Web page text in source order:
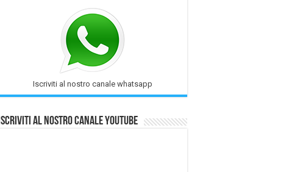
Iscriviti al nostro canale whatsapp
Iscriviti al nostro Canale Youtube